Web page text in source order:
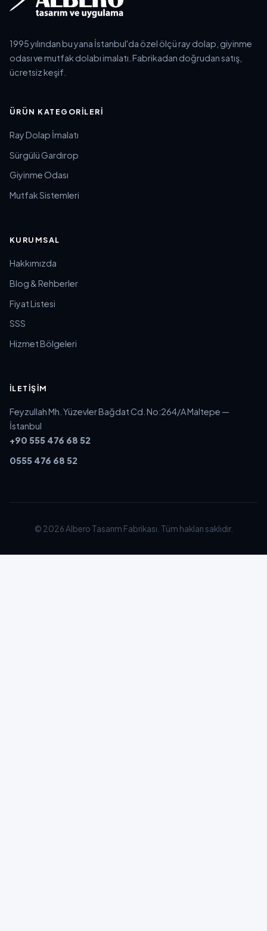
1995 yılından bu yana İstanbul'da özel ölçü ray dolap, giyinme
odası ve mutfak dolabı imalatı. Fabrikadan doğrudan satış,
ücretsiz keşif.
ÜRÜN KATEGORILERI
Ray Dolap İmalatı
Sürgülü Gardırop
Giyinme Odası
Mutfak Sistemleri
KURUMSAL
Hakkımızda
Blog & Rehberler
Fiyat Listesi
SSS
Hizmet Bölgeleri
İLETIŞIM
Feyzullah Mh. Yüzevler Bağdat Cd. No:264/A Maltepe —
İstanbul
+90 555 476 68 52
0555 476 68 52
© 2026 Albero Tasarım Fabrikası. Tüm hakları saklıdır.